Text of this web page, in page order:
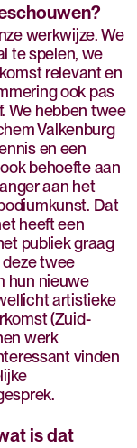
werkwijze. We
te spelen, we
relevant en
ook pas
We hebben twee
Valkenburg
en een
behoefte aan
aan het
Dat
heeft een
publiek graag
twee
hun nieuwe
artistieke
(Zuid-
werk
vinden
is dat